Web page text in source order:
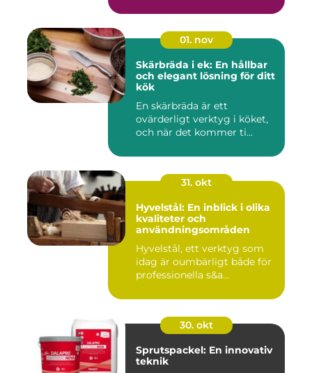
01. nov
Skärbräda i ek: En hållbar
och elegant lösning för ditt
kök
En skärbräda är ett
ovärderligt verktyg i köket,
och när det kommer ti...
31. okt
Hyvelstål: En inblick i olika
kvaliteter och
användningsområden
Hyvelstål, ett verktyg som
idag är oumbärligt både för
professionella s&a...
30. okt
Sprutspackel: En innovativ
teknik